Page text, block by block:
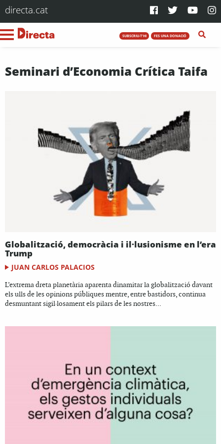
directa.cat
SUBSCRIU-T'HI FES UNA DONACIÓ
Seminari d’Economia Crítica Taifa
Globalització, democràcia i il·lusionisme en l’era
Trump
JUAN CARLOS PALACIOS
L’extrema dreta planetària aparenta dinamitar la globalització davant
els ulls de les opinions públiques mentre, entre bastidors, continua
desmuntant sigil·losament els pilars de les nostres...